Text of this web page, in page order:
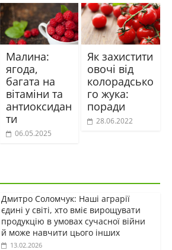
Малина:
ягода,
багата на
вітаміни та
антиоксидан
ти
06.05.2025
Як захистити
овочі від
колорадсько
го жука:
поради
28.06.2022
Дмитро Соломчук: Наші аграрії
єдині у світі, хто вміє вирощувати
продукцію в умовах сучасної війни
й може навчити цього інших
13.02.2026